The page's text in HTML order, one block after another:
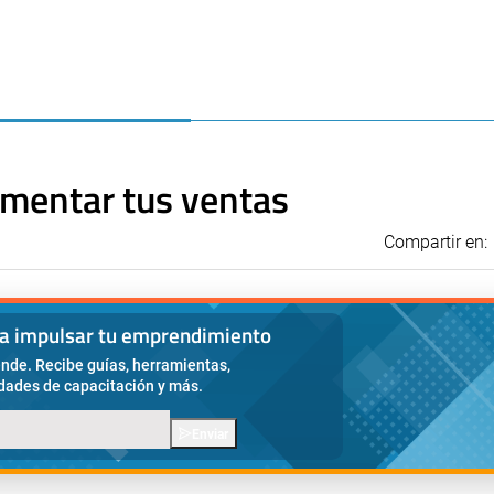
tus ventas
Compartir en:
impulsar tu emprendimiento
Recibe guías, herramientas,
de capacitación y más.